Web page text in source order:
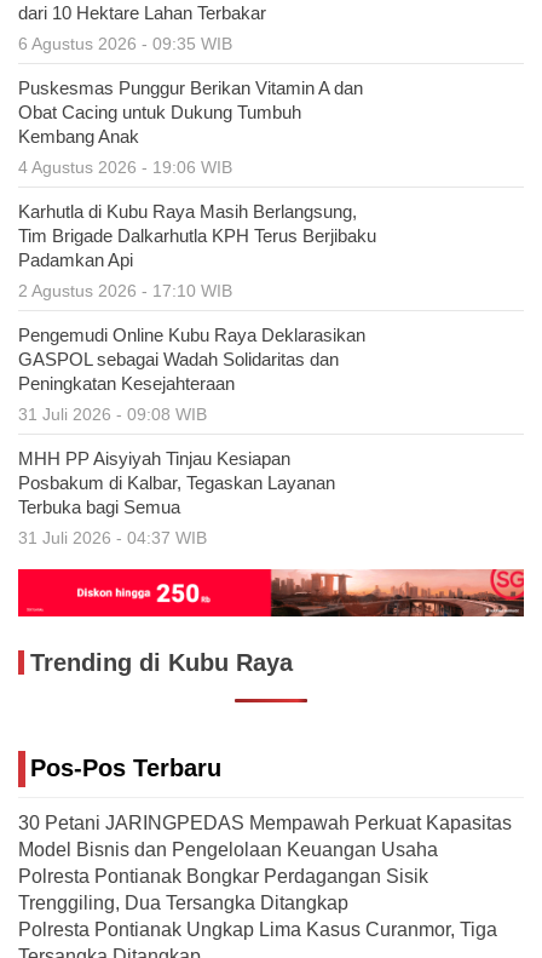
dari 10 Hektare Lahan Terbakar
6 Agustus 2026 - 09:35 WIB
Puskesmas Punggur Berikan Vitamin A dan
Obat Cacing untuk Dukung Tumbuh
Kembang Anak
4 Agustus 2026 - 19:06 WIB
Karhutla di Kubu Raya Masih Berlangsung,
Tim Brigade Dalkarhutla KPH Terus Berjibaku
Padamkan Api
2 Agustus 2026 - 17:10 WIB
Pengemudi Online Kubu Raya Deklarasikan
GASPOL sebagai Wadah Solidaritas dan
Peningkatan Kesejahteraan
31 Juli 2026 - 09:08 WIB
MHH PP Aisyiyah Tinjau Kesiapan
Posbakum di Kalbar, Tegaskan Layanan
Terbuka bagi Semua
31 Juli 2026 - 04:37 WIB
Trending di Kubu Raya
Pos-Pos Terbaru
30 Petani JARINGPEDAS Mempawah Perkuat Kapasitas
Model Bisnis dan Pengelolaan Keuangan Usaha
Polresta Pontianak Bongkar Perdagangan Sisik
Trenggiling, Dua Tersangka Ditangkap
Polresta Pontianak Ungkap Lima Kasus Curanmor, Tiga